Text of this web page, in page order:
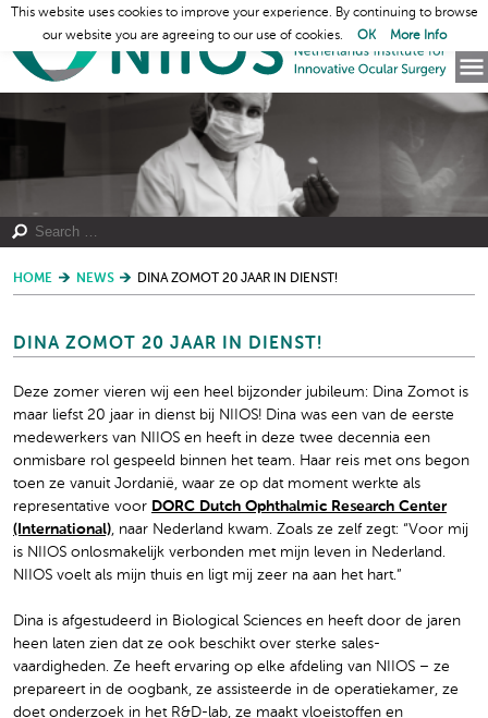
HOME NEWS DINA ZOMOT 20 JAAR IN DIENST!
DINA ZOMOT 20 JAAR IN DIENST!
Deze zomer vieren wij een heel bijzonder jubileum: Dina Zomot is
maar liefst 20 jaar in dienst bij NIIOS! Dina was een van de eerste
medewerkers van NIIOS en heeft in deze twee decennia een
onmisbare rol gespeeld binnen het team. Haar reis met ons begon
toen ze vanuit Jordanië, waar ze op dat moment werkte als
representative voor DORC Dutch Ophthalmic Research Center
(International) , naar Nederland kwam. Zoals ze zelf zegt: “Voor mij
is NIIOS onlosmakelijk verbonden met mijn leven in Nederland.
NIIOS voelt als mijn thuis en ligt mij zeer na aan het hart.”
Dina is afgestudeerd in Biological Sciences en heeft door de jaren
heen laten zien dat ze ook beschikt over sterke sales-
vaardigheden. Ze heeft ervaring op elke afdeling van NIIOS – ze
prepareert in de oogbank, ze assisteerde in de operatiekamer, ze
doet onderzoek in het R&D-lab, ze maakt vloeistoffen en
This website uses cookies to improve your experience. By continuing to browse
our website you are agreeing to our use of cookies.
OK More Info